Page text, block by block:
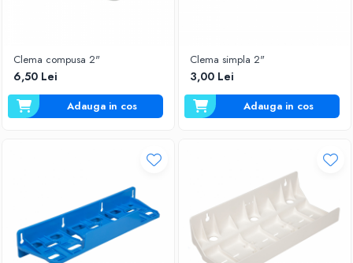
Clema compusa 2"
6,50 Lei
Adauga in cos
Clema simpla 2"
3,00 Lei
Adauga in cos